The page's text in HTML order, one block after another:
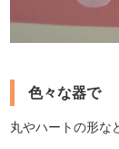
色々な器で
丸やハートの形な